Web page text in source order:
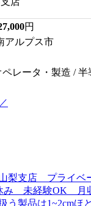
円
アルプス市
レータ・製造 / 半